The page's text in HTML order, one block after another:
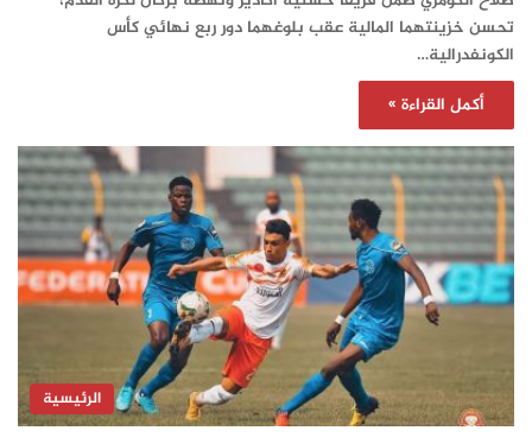
تحسن خزينتهما المالية عقب بلوغهما دور ربع نهائي كأس
الكونفدرالية…
أكمل القراءة »
الرئيسية